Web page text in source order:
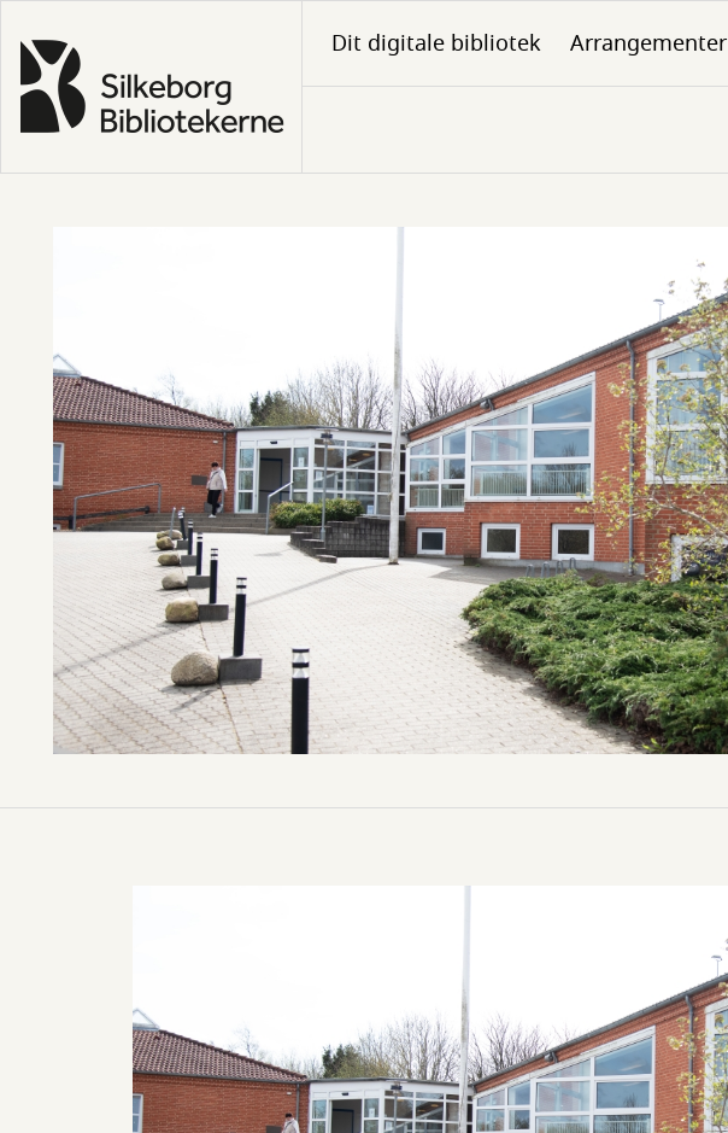
hovedindhold
Dit digitale bibliotek Arrangementer